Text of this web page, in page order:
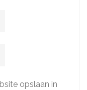
opslaan in